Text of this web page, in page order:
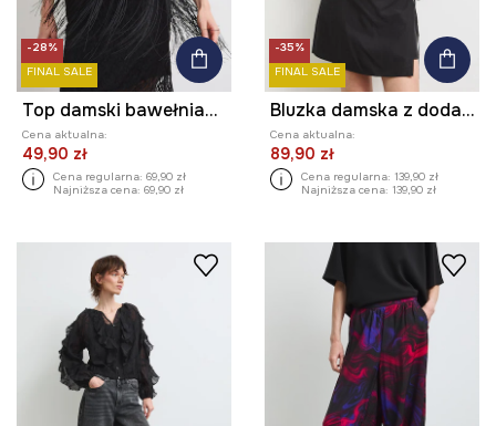
-28%
FINAL SALE
Top damski bawełniany z elastanem gładki
Cena aktualna:
49,90 zł
Cena regularna: 69,90 zł
Najniższa cena: 69,90 zł
-35%
FINAL SALE
Bluzka damska z dodatkiem lnu z koronką
Cena aktualna:
89,90 zł
Cena regularna: 139,90 zł
Najniższa cena: 139,90 zł